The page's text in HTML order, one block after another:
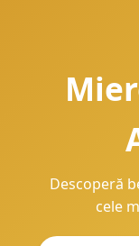
Descoperă
cele